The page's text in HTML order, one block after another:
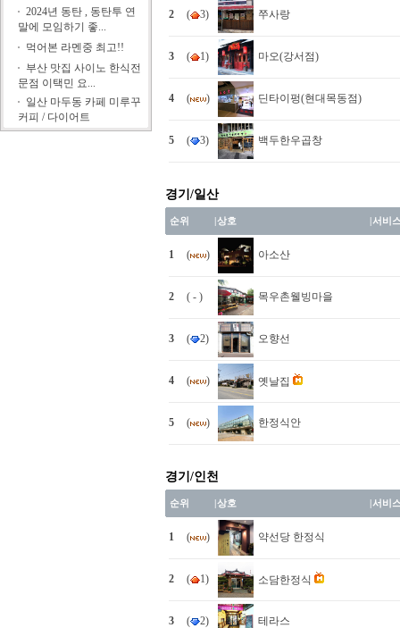
2024년 동탄 , 동탄투 연
말에 모임하기 좋...
먹어본 라멘중 최고!!
부산 맛집 사이노 한식전
문점 이택민 요...
일산 마두동 카페 미루꾸
커피 / 다이어트
2 ( 3) 쭈사랑
3 ( 1) 마오(강서점)
4 ( ) 딘타이펑(현대목동점)
5 ( 3) 백두한우곱창
경기/일산
순위 |상호 |서비
1 ( ) 아소산
2 ( - ) 목우촌웰빙마을
3 ( 2) 오향선
4 ( ) 옛날집
5 ( ) 한정식안
경기/인천
순위 |상호 |서비
1 ( ) 약선당 한정식
2 ( 1) 소담한정식
3 ( 2) 테라스